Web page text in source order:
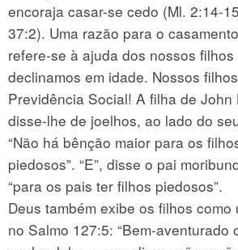
encoraja casar-se cedo (Ml. 2:14-
37:2). Uma razão para o
refere-se à ajuda dos nossos filhos
declinamos em idade. Nossos
Previdência Social! A filha de John
disse-lhe de joelhos, ao lado do
“Não há bênção maior para os
piedosos”. “E”, disse o pai
“para os pais ter filhos piedosos”.
Deus também exibe os filhos
no Salmo 127:5: “Bem-aventurado